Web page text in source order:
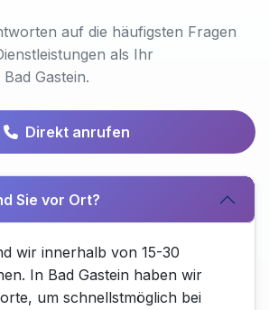
auf die häufigsten Fragen
als Ihr
Gastein.
Direkt anrufen
Sie vor Ort?
wir innerhalb von 15-30
In Bad Gastein haben wir
um schnellstmöglich bei